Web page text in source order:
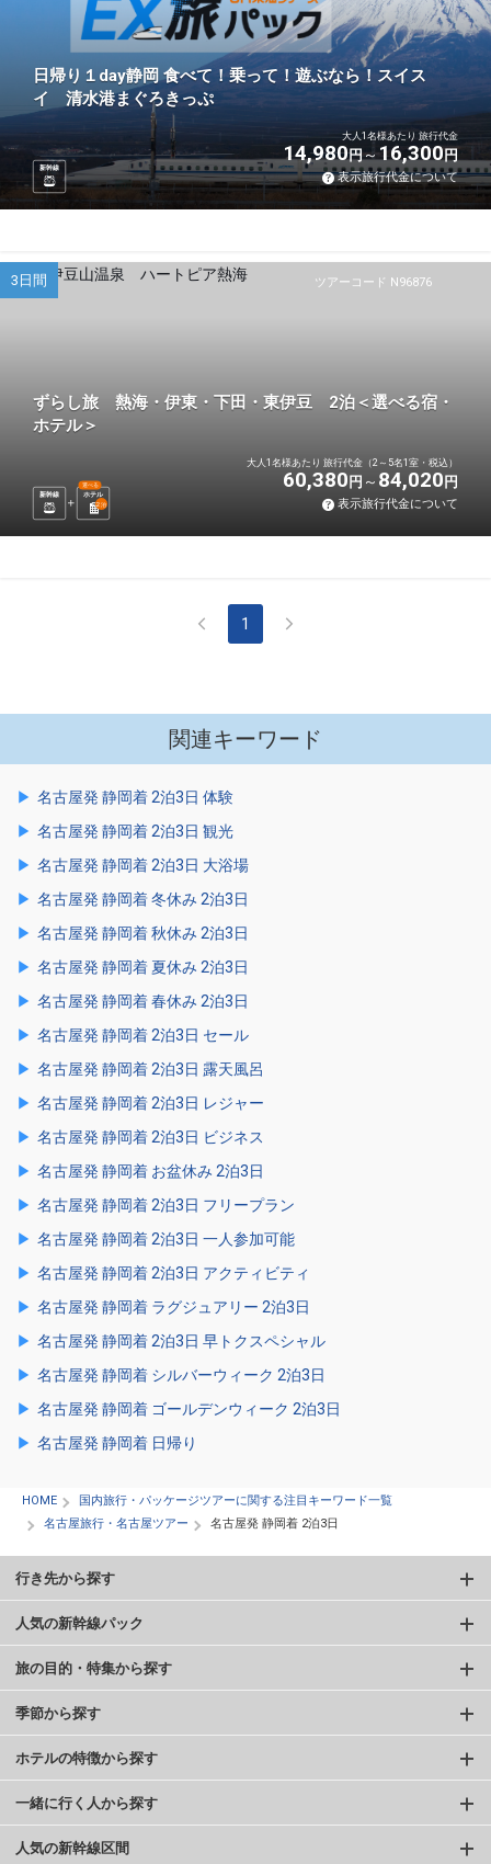
日帰り１day静岡 食べて！乗って！遊ぶなら！スイス
イ 清水港まぐろきっぷ
新幹線
大人1名様あたり 旅行代金
14,980円 16,300円
表示旅行代金について
ツアーコード N96876
3日間
ずらし旅 熱海・伊東・下田・東伊豆 2泊＜選べる宿・
ホテル＞
新幹線 ホテル
選べる
2泊
大人1名様あたり 旅行代金（2～5名1室・税込）
60,380 円 84,020 円
表示旅行代金について
1
関連キーワード
名古屋発 静岡着 2泊3日 体験
名古屋発 静岡着 2泊3日 観光
名古屋発 静岡着 2泊3日 大浴場
名古屋発 静岡着 冬休み 2泊3日
名古屋発 静岡着 秋休み 2泊3日
名古屋発 静岡着 夏休み 2泊3日
名古屋発 静岡着 春休み 2泊3日
名古屋発 静岡着 2泊3日 セール
名古屋発 静岡着 2泊3日 露天風呂
名古屋発 静岡着 2泊3日 レジャー
名古屋発 静岡着 2泊3日 ビジネス
名古屋発 静岡着 お盆休み 2泊3日
名古屋発 静岡着 2泊3日 フリープラン
名古屋発 静岡着 2泊3日 一人参加可能
名古屋発 静岡着 2泊3日 アクティビティ
名古屋発 静岡着 ラグジュアリー 2泊3日
名古屋発 静岡着 2泊3日 早トクスペシャル
名古屋発 静岡着 シルバーウィーク 2泊3日
名古屋発 静岡着 ゴールデンウィーク 2泊3日
名古屋発 静岡着 日帰り
HOME
国内旅行・パッケージツアーに関する注目キーワード一覧
名古屋旅行・名古屋ツアー
名古屋発 静岡着 2泊3日
行き先から探す
人気の新幹線パック
旅の目的・特集から探す
季節から探す
ホテルの特徴から探す
一緒に行く人から探す
人気の新幹線区間